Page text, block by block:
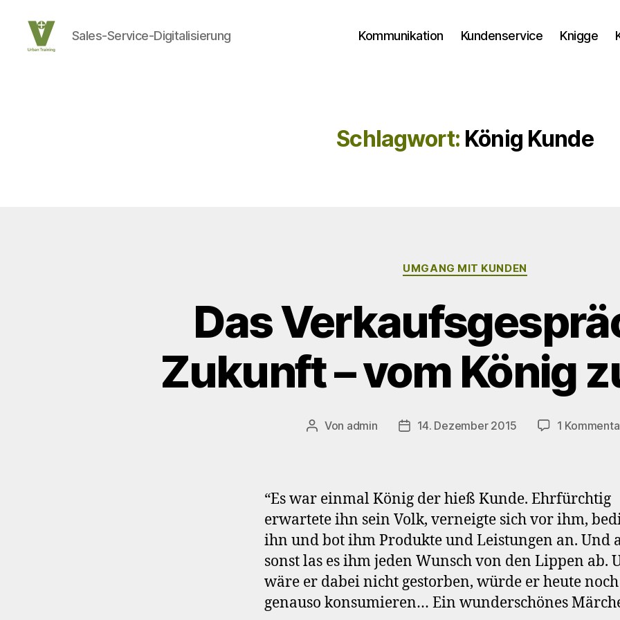
Sales-Service-Digitalisierung Kommunikation Kundenservice Knigge
Schlagwort: König Kunde
Kategorien
UMGANG MIT KUNDEN
Das
Zukunft – vom König
Beitragsautor
Von admin Beitragsdatum
14. Dezember 2015 1
“Es war einmal König der hieß Kunde. Ehrfürchtig
erwartete ihn sein Volk, verneigte sich vor ihm,
ihn und bot ihm Produkte und Leistungen an. Und
sonst las es ihm jeden Wunsch von den Lippen ab.
wäre er dabei nicht gestorben, würde er heute noch
genauso konsumieren… Ein wunderschönes